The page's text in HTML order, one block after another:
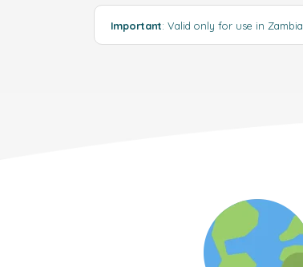
Important: Valid only for use in Zambia